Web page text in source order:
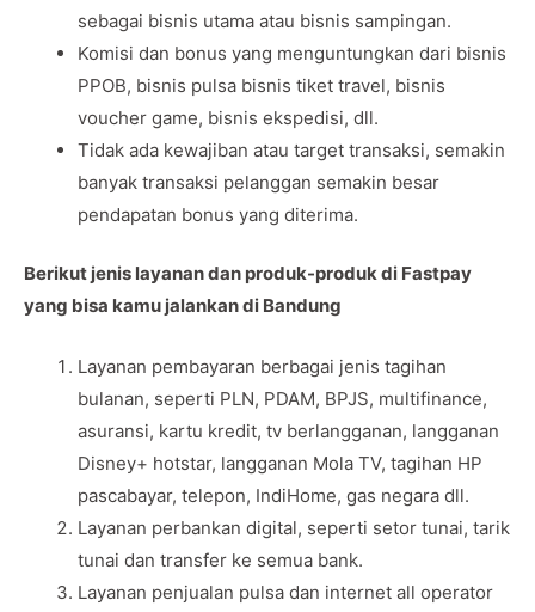
sebagai bisnis utama atau bisnis sampingan.
Komisi dan bonus yang menguntungkan dari bisnis
PPOB, bisnis pulsa bisnis tiket travel, bisnis
voucher game, bisnis ekspedisi, dll.
Tidak ada kewajiban atau target transaksi, semakin
banyak transaksi pelanggan semakin besar
pendapatan bonus yang diterima.
Berikut jenis layanan dan produk-produk di Fastpay
yang bisa kamu jalankan di Bandung
Layanan pembayaran berbagai jenis tagihan
bulanan, seperti PLN, PDAM, BPJS, multifinance,
asuransi, kartu kredit, tv berlangganan, langganan
Disney+ hotstar, langganan Mola TV, tagihan HP
pascabayar, telepon, IndiHome, gas negara dll.
Layanan perbankan digital, seperti setor tunai, tarik
tunai dan transfer ke semua bank.
Layanan penjualan pulsa dan internet all operator